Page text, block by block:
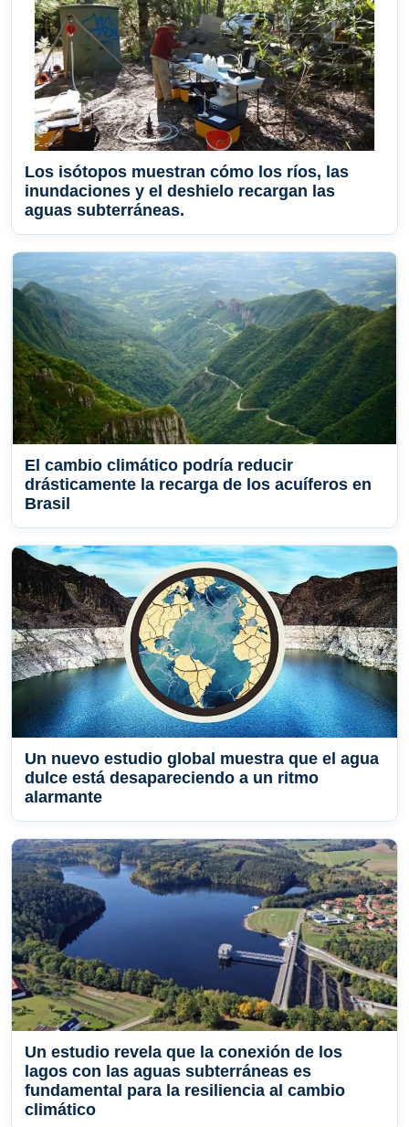
Los isótopos muestran cómo los ríos, las
inundaciones y el deshielo recargan las
aguas subterráneas.
El cambio climático podría reducir
drásticamente la recarga de los acuíferos en
Brasil
Un nuevo estudio global muestra que el agua
dulce está desapareciendo a un ritmo
alarmante
Un estudio revela que la conexión de los
lagos con las aguas subterráneas es
fundamental para la resiliencia al cambio
climático